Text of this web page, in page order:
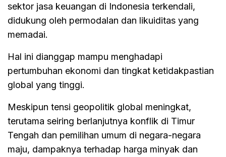
sektor jasa keuangan di Indonesia terkendali,
didukung oleh permodalan dan likuiditas yang
memadai.
Hal ini dianggap mampu menghadapi
pertumbuhan ekonomi dan tingkat ketidakpastian
global yang tinggi.
Meskipun tensi geopolitik global meningkat,
terutama seiring berlanjutnya konflik di Timur
Tengah dan pemilihan umum di negara-negara
maju, dampaknya terhadap harga minyak dan